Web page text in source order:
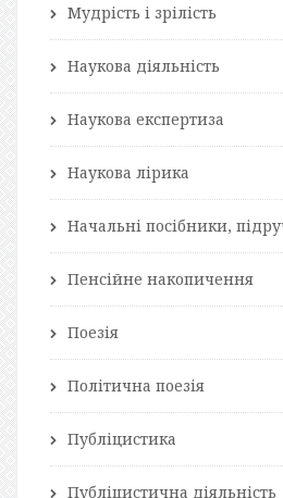
Мудрість і зрілість
Наукова діяльність
Наукова експертиза
Наукова лірика
Начальні посібники,
Пенсійне накопичення
Поезія
Політична поезія
Публіцистика
Публіцистична діяльність